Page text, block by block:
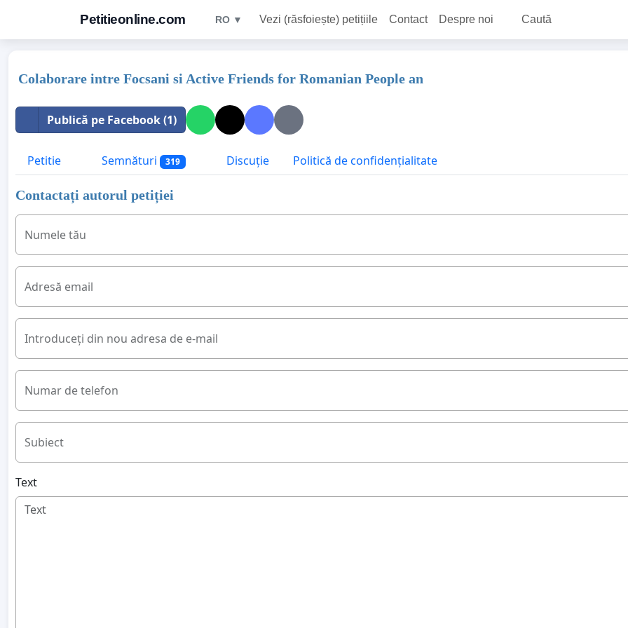
Petitieonline.com RO ▼ Vezi (răsfoiește) petițiile Contact Despre noi Caută
Colaborare intre Focsani si Active Friends for Romanian People an
Publică pe Facebook (1)
Petitie Semnături 319 Discuție Politică de confidențialitate
Contactați autorul petiției
Numele tău
Adresă email
Introduceți din nou adresa de e-mail
Numar de telefon
Subiect
Text